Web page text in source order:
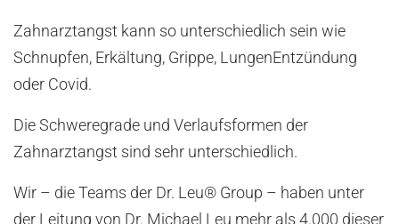
Zahnarztangst kann so unterschiedlich sein wie
Schnupfen, Erkältung, Grippe, LungenEntzündung
oder Covid.
Die Schweregrade und Verlaufsformen der
Zahnarztangst sind sehr unterschiedlich.
Wir – die Teams der Dr. Leu® Group – haben unter
der Leitung von Dr. Michael Leu mehr als 4.000 dieser